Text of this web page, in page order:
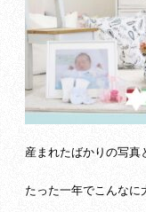
産まれたばかりの写真
たった一年でこんなに